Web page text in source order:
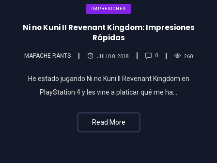
IMPRESIONES
Ni no Kuni II Revenant Kingdom: Impresiones
Rápidas
MAPACHE RANTS JULIO 8, 2018 0 260
He estado jugando Ni no Kuni II Revenant Kingdom en
PlayStation 4 y les vine a platicar qué me ha…
Read More